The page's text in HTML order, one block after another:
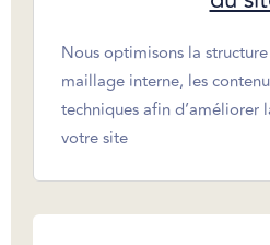
Nous optimisons la
maillage interne, les
techniques afin d’améliorer
votre site